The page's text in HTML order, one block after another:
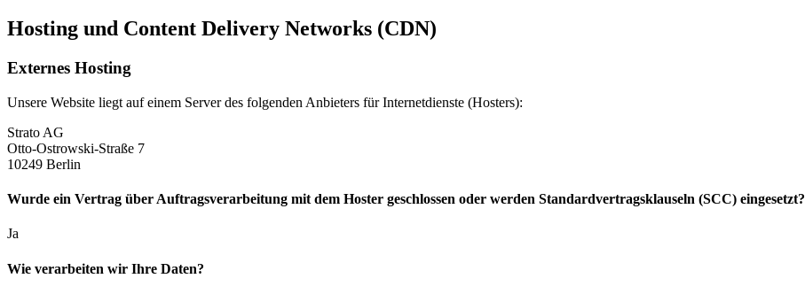
Hosting und Content Delivery Networks (CDN)
Externes Hosting
Unsere Website liegt auf einem Server des folgenden Anbieters für Internetdienste (Hosters):
Strato AG
Otto-Ostrowski-Straße 7
10249 Berlin
Wurde ein Vertrag über Auftragsverarbeitung mit dem Hoster geschlossen oder werden Standardvertragsklauseln (SCC) eingesetzt?
Ja
Wie verarbeiten wir Ihre Daten?